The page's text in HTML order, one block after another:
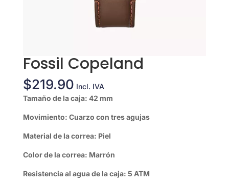
Fossil Copeland
$219.90 Incl. IVA
Tamaño de la caja: 42 mm
Movimiento: Cuarzo con tres agujas
Material de la correa: Piel
Color de la correa: Marrón
Resistencia al agua de la caja: 5 ATM